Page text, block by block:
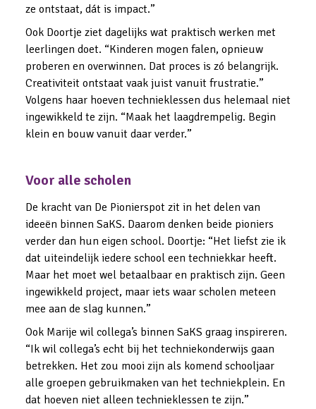
ze ontstaat, dát is impact.”
Ook Doortje ziet dagelijks wat praktisch werken met
leerlingen doet. “Kinderen mogen falen, opnieuw
proberen en overwinnen. Dat proces is zó belangrijk.
Creativiteit ontstaat vaak juist vanuit frustratie.”
Volgens haar hoeven technieklessen dus helemaal niet
ingewikkeld te zijn. “Maak het laagdrempelig. Begin
klein en bouw vanuit daar verder.”
Voor alle scholen
De kracht van De Pionierspot zit in het delen van
ideeën binnen SaKS. Daarom denken beide pioniers
verder dan hun eigen school. Doortje: “Het liefst zie ik
dat uiteindelijk iedere school een techniekkar heeft.
Maar het moet wel betaalbaar en praktisch zijn. Geen
ingewikkeld project, maar iets waar scholen meteen
mee aan de slag kunnen.”
Ook Marije wil collega’s binnen SaKS graag inspireren.
“Ik wil collega’s echt bij het techniekonderwijs gaan
betrekken. Het zou mooi zijn als komend schooljaar
alle groepen gebruikmaken van het techniekplein. En
dat hoeven niet alleen technieklessen te zijn.”